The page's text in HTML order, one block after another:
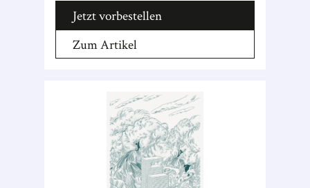
Jetzt vorbestellen
Zum Artikel